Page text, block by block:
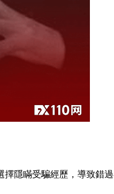
擇隱瞞受騙經歷，導致錯